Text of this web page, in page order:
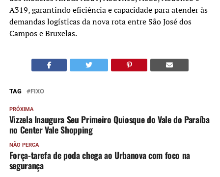
A319, garantindo eficiência e capacidade para atender às
demandas logísticas da nova rota entre São José dos
Campos e Bruxelas.
TAG FIXO
PRÓXIMA
Vizzela Inaugura Seu Primeiro Quiosque do Vale do Paraíba
no Center Vale Shopping
NÃO PERCA
Força-tarefa de poda chega ao Urbanova com foco na
segurança